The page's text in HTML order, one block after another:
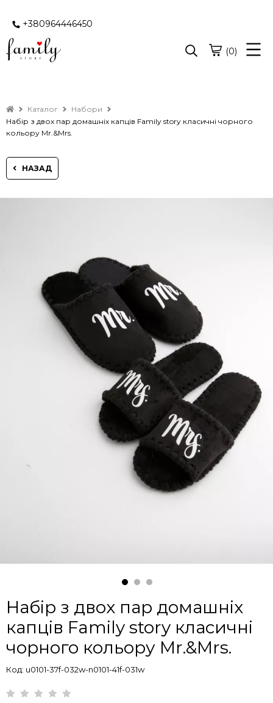
+380964446450
(0)
Каталог
Набори
Набір з двох пар домашніх капців Family story класичні чорного
кольору Mr.&Mrs.
НАЗАД
Набір з двох пар домашніх
капців Family story класичні
чорного кольору Mr.&Mrs.
Код: u0101-37f-032w-n0101-41f-031w